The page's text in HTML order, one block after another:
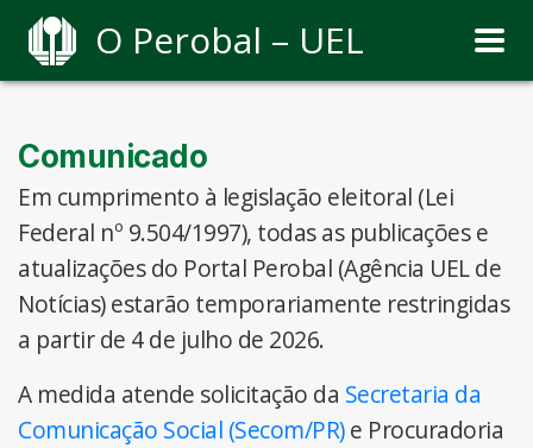
O Perobal – UEL
Comunicado
Em cumprimento à legislação eleitoral (Lei
Federal nº 9.504/1997), todas as publicações e
atualizações do Portal Perobal (Agência UEL de
Notícias) estarão temporariamente restringidas
a partir de 4 de julho de 2026.
A medida atende solicitação da Secretaria da
Comunicação Social (Secom/PR)e Procuradoria